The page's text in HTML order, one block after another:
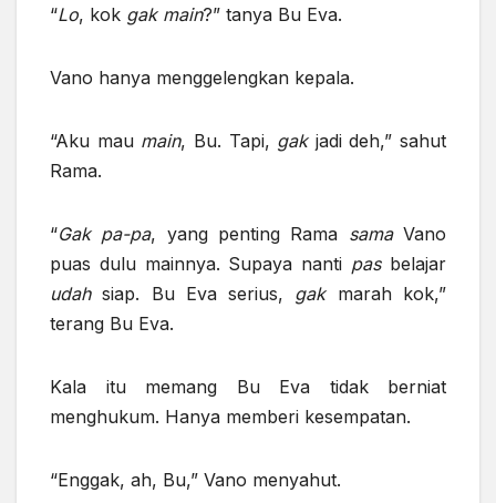
“Lo, kok gak main?” tanya Bu Eva.
Vano hanya menggelengkan kepala.
“Aku mau main, Bu. Tapi, gakjadi deh,” sahut
Rama.
“Gak pa-pa, yang penting Rama samaVano
puas dulu mainnya. Supaya nanti pasbelajar
udahsiap. Bu Eva serius, gakmarah kok,”
terang Bu Eva.
Kala itu memang Bu Eva tidak berniat
menghukum. Hanya memberi kesempatan.
“Enggak, ah, Bu,” Vano menyahut.